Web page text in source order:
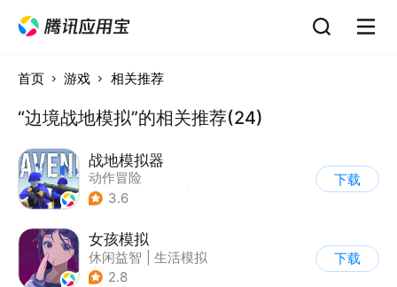
首页 游戏 相关推荐
“边境战地模拟”的相关推荐(24)
战地模拟器
动作冒险
| 第一人称射击
3.6
下载
女孩模拟
休闲益智
生活模拟
| 校园
2.8
下载